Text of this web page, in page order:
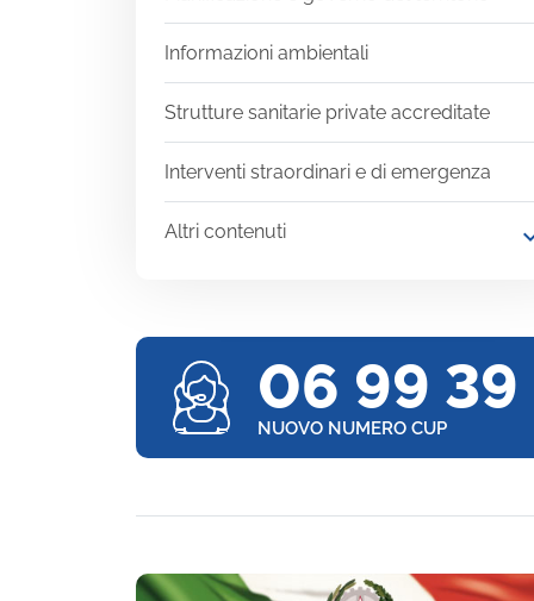
Informazioni ambientali
Strutture sanitarie private accreditate
Interventi straordinari e di emergenza
Altri contenuti
06 99 39
NUOVO NUMERO CUP